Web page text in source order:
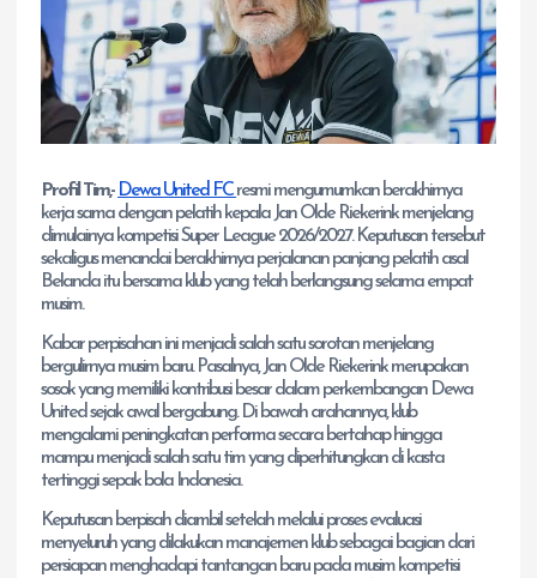
Profil Tim,- Dewa United FCresmi mengumumkan berakhirnya
kerja sama dengan pelatih kepala Jan Olde Riekerink menjelang
dimulainya kompetisi Super League 2026/2027. Keputusan tersebut
sekaligus menandai berakhirnya perjalanan panjang pelatih asal
Belanda itu bersama klub yang telah berlangsung selama empat
musim.
Kabar perpisahan ini menjadi salah satu sorotan menjelang
bergulirnya musim baru. Pasalnya, Jan Olde Riekerink merupakan
sosok yang memiliki kontribusi besar dalam perkembangan Dewa
United sejak awal bergabung. Di bawah arahannya, klub
mengalami peningkatan performa secara bertahap hingga
mampu menjadi salah satu tim yang diperhitungkan di kasta
tertinggi sepak bola Indonesia.
Keputusan berpisah diambil setelah melalui proses evaluasi
menyeluruh yang dilakukan manajemen klub sebagai bagian dari
persiapan menghadapi tantangan baru pada musim kompetisi